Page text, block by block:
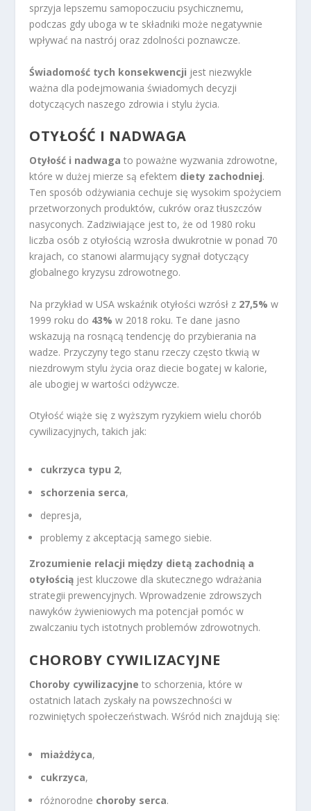
sprzyja lepszemu samopoczuciu psychicznemu,
podczas gdy uboga w te składniki może negatywnie
wpływać na nastrój oraz zdolności poznawcze.
Świadomość tych konsekwencji jest niezwykle
ważna dla podejmowania świadomych decyzji
dotyczących naszego zdrowia i stylu życia.
OTYŁOŚĆ I NADWAGA
Otyłość i nadwaga to poważne wyzwania zdrowotne,
które w dużej mierze są efektem diety zachodniej.
Ten sposób odżywiania cechuje się wysokim spożyciem
przetworzonych produktów, cukrów oraz tłuszczów
nasyconych. Zadziwiające jest to, że od 1980 roku
liczba osób z otyłością wzrosła dwukrotnie w ponad 70
krajach, co stanowi alarmujący sygnał dotyczący
globalnego kryzysu zdrowotnego.
Na przykład w USA wskaźnik otyłości wzrósł z 27,5% w
1999 roku do 43% w 2018 roku. Te dane jasno
wskazują na rosnącą tendencję do przybierania na
wadze. Przyczyny tego stanu rzeczy często tkwią w
niezdrowym stylu życia oraz diecie bogatej w kalorie,
ale ubogiej w wartości odżywcze.
Otyłość wiąże się z wyższym ryzykiem wielu chorób
cywilizacyjnych, takich jak:
cukrzyca typu 2,
schorzenia serca,
depresja,
problemy z akceptacją samego siebie.
Zrozumienie relacji między dietą zachodnią a
otyłością jest kluczowe dla skutecznego wdrażania
strategii prewencyjnych. Wprowadzenie zdrowszych
nawyków żywieniowych ma potencjał pomóc w
zwalczaniu tych istotnych problemów zdrowotnych.
CHOROBY CYWILIZACYJNE
Choroby cywilizacyjne to schorzenia, które w
ostatnich latach zyskały na powszechności w
rozwiniętych społeczeństwach. Wśród nich znajdują się:
miażdżyca,
cukrzyca,
różnorodne choroby serca.